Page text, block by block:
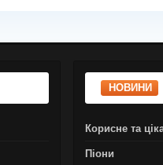
НОВИНИ
Корисне та
Піони